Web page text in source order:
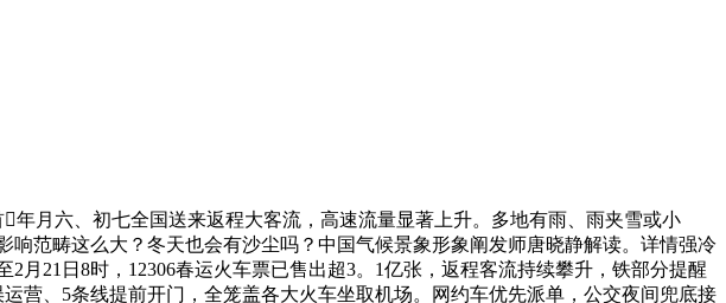
月六、初七全国送来返程大客流，高速流量显著上升。多地有雨、雨夹雪或小
范畴这么大？冬天也会有沙尘吗？中国气候景象形象阐发师唐晓静解读。详情强冷
21日8时，12306春运火车票已售出超3。1亿张，返程客流持续攀升，铁部分提醒
营、5条线提前开门，全笼盖各大火车坐取机场。网约车优先派单，公交夜间兜底接